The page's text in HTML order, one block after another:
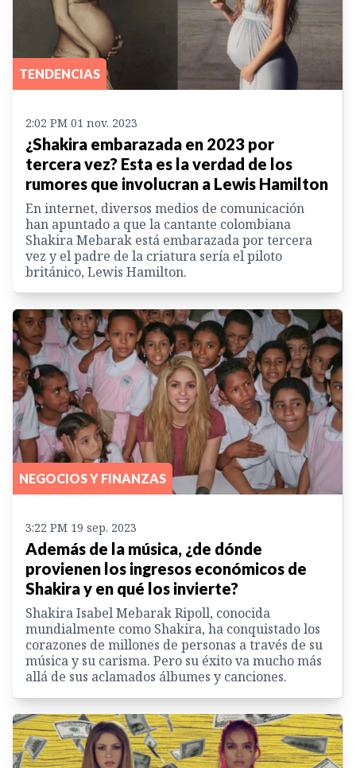
TENDENCIAS
2:02 PM 01 nov. 2023
¿Shakira embarazada en 2023 por
tercera vez? Esta es la verdad de los
rumores que involucran a Lewis Hamilton
En internet, diversos medios de comunicación
han apuntado a que la cantante colombiana
Shakira Mebarak está embarazada por tercera
vez y el padre de la criatura sería el piloto
británico, Lewis Hamilton.
NEGOCIOS Y FINANZAS
3:22 PM 19 sep. 2023
Además de la música, ¿de dónde
provienen los ingresos económicos de
Shakira y en qué los invierte?
Shakira Isabel Mebarak Ripoll, conocida
mundialmente como Shakira, ha conquistado los
corazones de millones de personas a través de su
música y su carisma. Pero su éxito va mucho más
allá de sus aclamados álbumes y canciones.